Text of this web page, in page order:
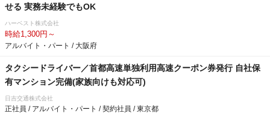
せる 実務未経験でもOK
ハーベスト株式会社
時給1,300円～
アルバイト・パート / 大阪府
タクシードライバー／首都高速単独利用高速クーポン券発行 自社保
有マンション完備(家族向けも対応可)
日吉交通株式会社
正社員 / アルバイト・パート / 契約社員 / 東京都